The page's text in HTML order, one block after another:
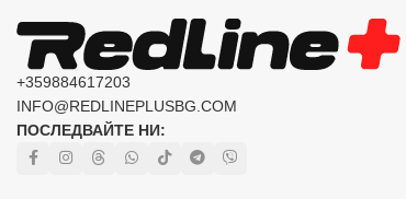
+359884617203
INFO@REDLINEPLUSBG.COM
ПОСЛЕДВАЙТЕ НИ: